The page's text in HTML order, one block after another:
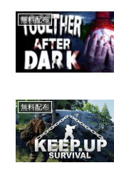
無料配布
無料配布